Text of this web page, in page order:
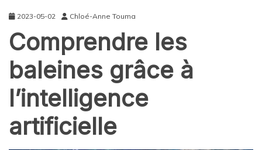
2023-05-02 Chloé-Anne Touma
Comprendre les
baleines grâce à
l’intelligence
artificielle